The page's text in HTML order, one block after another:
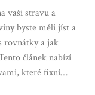
vaši stravu a
byste měli jíst a
rovnátky a jak
článek nabízí
které fixní